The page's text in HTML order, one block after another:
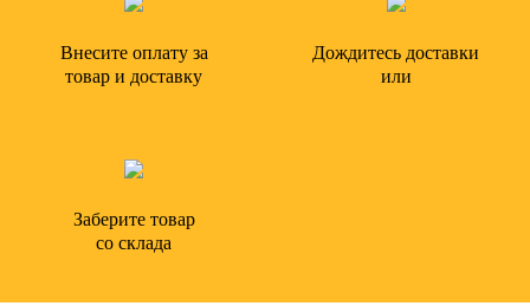
Внесите оплату за
товар и доставку
Дождитесь доставки
или
Заберите товар
со склада